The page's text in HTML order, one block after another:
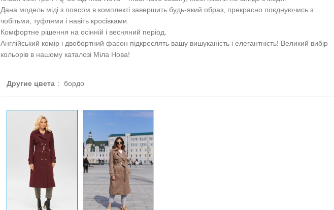
Дана модель міді з поясом в комплекті завершить будь-який образ, прекрасно поєднуючись з
чобітьми, туфлями і навіть кросівками.
Комфортне рішення на осінній і весняний період.
Англійський комір і двобортний фасон підкреслять вашу вишуканість і елегантність! Великий вибір
кольорів в нашому каталозі Міла Нова!
Другие цвета : бордо